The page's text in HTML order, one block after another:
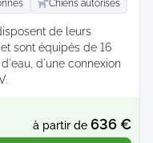
Chiens autorisés
de leurs
sont équipés de 16
d'une connexion
à partir de 636 €